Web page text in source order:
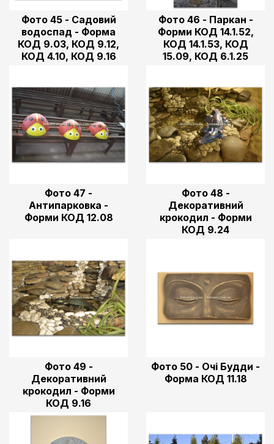
Фото 45 - Садовий
водоспад - Форма
КОД 9.03, КОД 9.12,
КОД 4.10, КОД 9.16
Фото 46 - Паркан -
Форми КОД 14.1.52,
КОД 14.1.53, КОД
15.09, КОД 6.1.25
Фото 47 -
Антипарковка -
Форми КОД 12.08
Фото 48 -
Декоративний
крокодил - Форми
КОД 9.24
Фото 49 -
Декоративний
крокодил - Форми
КОД 9.16
Фото 50 - Очі Будди -
Форма КОД 11.18